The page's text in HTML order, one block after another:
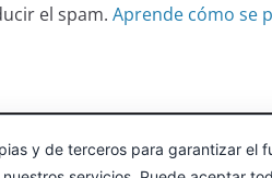
el spam. Aprende cómo se
. Todos los derechos reservados.
y de terceros para garantizar el